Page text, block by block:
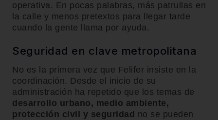
operativa. En pocas palabras, más patrullas en
la calle y menos pretextos para llegar tarde
cuando la gente llama por ayuda.
Seguridad en clave metropolitana
No es la primera vez que Felifer insiste en la
coordinación. Desde el inicio de su
administración ha repetido que los temas de
desarrollo urbano, medio ambiente,
protección civil y seguridad no se pueden